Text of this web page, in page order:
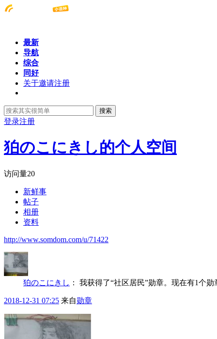
最新
导航
综合
同好
关于邀请注册
搜索
登录注册
狛のこにきし的个人空间
访问量20
新鲜事
帖子
相册
资料
http://www.somdom.com/u/71422
狛のこにきし ： 我获得了“社区居民”勋章。现在有1个
2018-12-31 07:25 来自勋章